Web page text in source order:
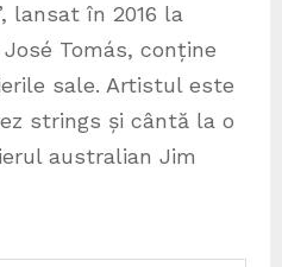
lansat în 2016 la
Tomás, conține
sale. Artistul este
strings și cântă la o
australian Jim